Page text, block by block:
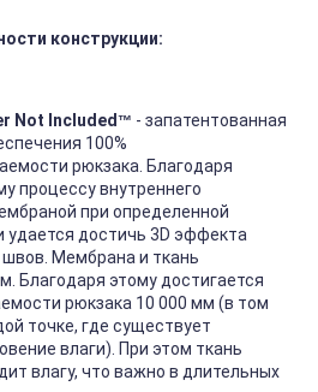
конструкции:
Not Included™ - запатентованная
100%
рюкзака. Благодаря
процессу внутреннего
при определенной
удается достичь 3D эффекта
Мембрана и ткань
Благодаря этому достигается
рюкзака 10 000 мм (в том
точке, где существует
влаги). При этом ткань
влагу, что важно в длительных